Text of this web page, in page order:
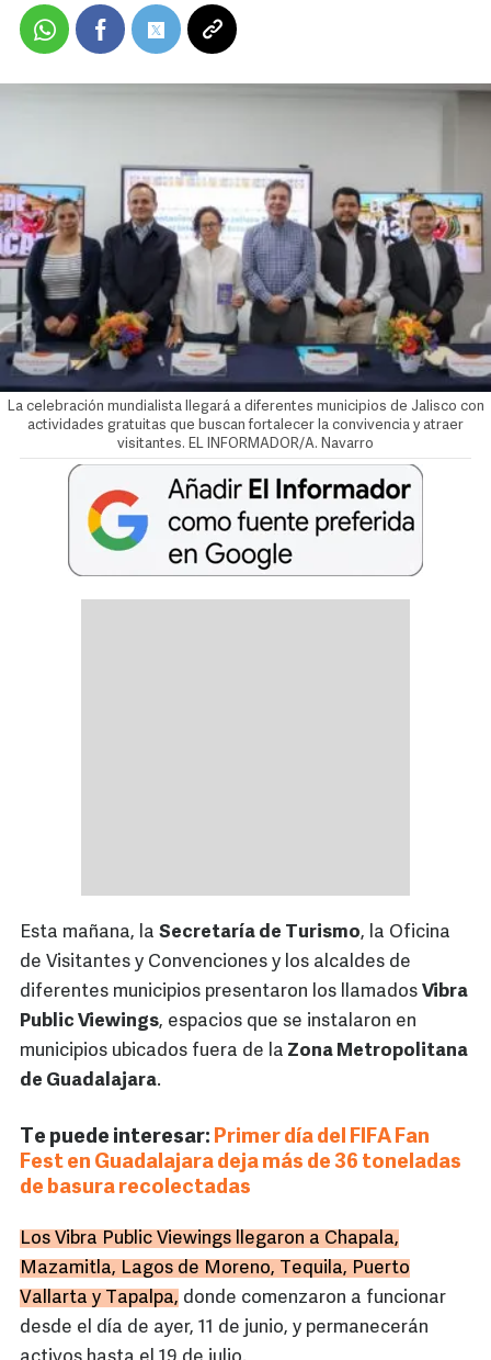
La celebración mundialista llegará a diferentes municipios de Jalisco con
actividades gratuitas que buscan fortalecer la convivencia y atraer
visitantes. EL INFORMADOR/A. Navarro
Esta mañana, la Secretaría de Turismo, la Oficina
de Visitantes y Convenciones y los alcaldes de
diferentes municipios presentaron los llamados Vibra
Public Viewings, espacios que se instalaron en
municipios ubicados fuera de la Zona Metropolitana
de Guadalajara.
Te puede interesar: Primer día del FIFA Fan
Fest en Guadalajara deja más de 36 toneladas
de basura recolectadas
Los Vibra Public Viewings llegaron a Chapala,
Mazamitla, Lagos de Moreno, Tequila, Puerto
Vallarta y Tapalpa, donde comenzaron a funcionar
desde el día de ayer, 11 de junio, y permanecerán